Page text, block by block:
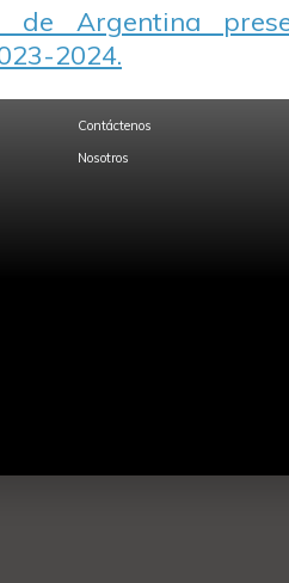
de Argentina
2024.
Contáctenos
Nosotros